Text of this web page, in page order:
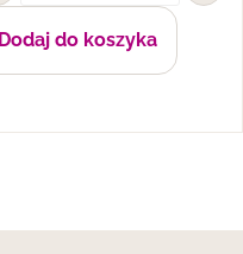
Dodaj do koszyka